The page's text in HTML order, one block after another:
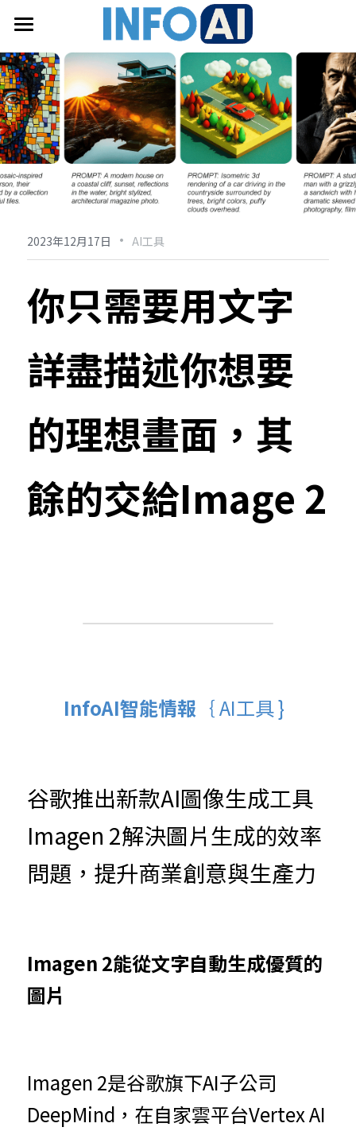
首頁
關於InfoAI
訂閱電子報
最新文章
搜索
email聯絡
2023年12月17日 · AI工具
你只需要用文字
詳盡描述你想要
的理想畫面，其
餘的交給Image 2
InfoAI智能情報 ｛ AI工具 }
谷歌推出新款AI圖像生成工具
Imagen 2解決圖片生成的效率
問題，提升商業創意與生產力
Imagen 2能從文字自動生成優質的
圖片
Imagen 2是谷歌旗下AI子公司
DeepMind，在自家雲平台Vertex AI